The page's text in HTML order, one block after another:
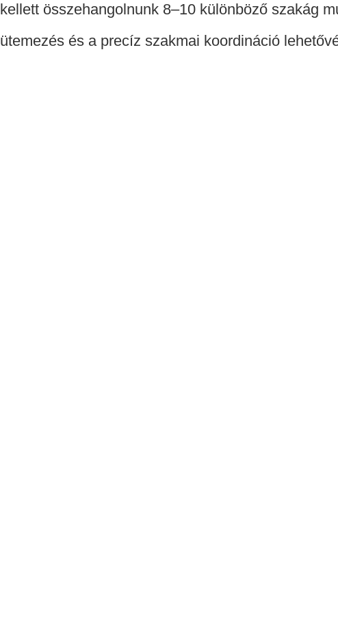
kellett összehangolnunk 8–10 különböző szakág
ütemezés és a precíz szakmai koordináció